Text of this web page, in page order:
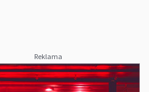
Reklama